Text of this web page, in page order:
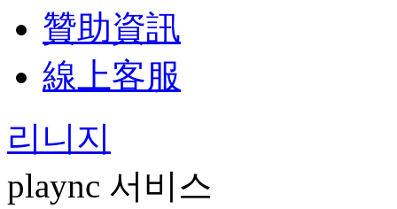
贊助資訊
線上客服
리니지
plaync 서비스